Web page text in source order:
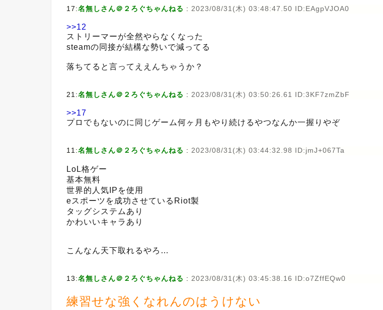
17:名無しさん＠２ろぐちゃんねる : 2023/08/31(木) 03:48:47.50 ID:EAgpVJOA0
>>12
ストリーマーが全然やらなくなった
steamの同接が結構な勢いで減ってる
落ちてると言ってええんちゃうか？
21:名無しさん＠２ろぐちゃんねる : 2023/08/31(木) 03:50:26.61 ID:3KF7zmZbF
>>17
プロでもないのに同じゲーム何ヶ月もやり続けるやつなんか一握りやぞ
11:名無しさん＠２ろぐちゃんねる : 2023/08/31(木) 03:44:32.98 ID:jmJ+067Ta
LoL格ゲー
基本無料
世界的人気IPを使用
eスポーツを成功させているRiot製
タッグシステムあり
かわいいキャラあり
こんなん天下取れるやろ…
13:名無しさん＠２ろぐちゃんねる : 2023/08/31(木) 03:45:38.16 ID:o7ZffEQw0
練習せな強くなれんのはうけない